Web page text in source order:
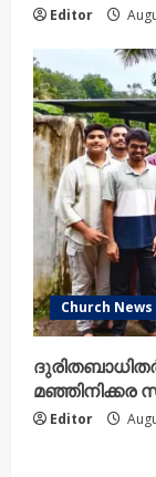
Editor
Church News
മഞ്ഞിനിക്കര
Editor